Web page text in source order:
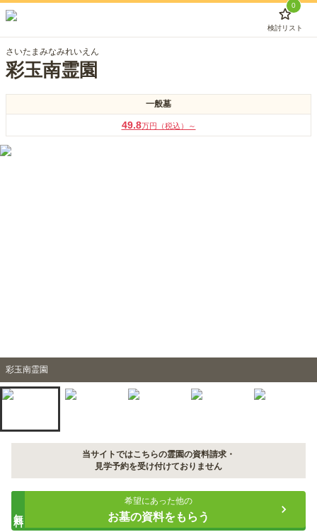
0
検討リスト
さいたまみなみれいえん
彩玉南霊園
一般墓
49.8万円（税込）～
彩玉南霊園
当サイトではこちらの霊園の資料請求・
見学予約を受け付けておりません
希望にあった他の
お墓の資料をもらう